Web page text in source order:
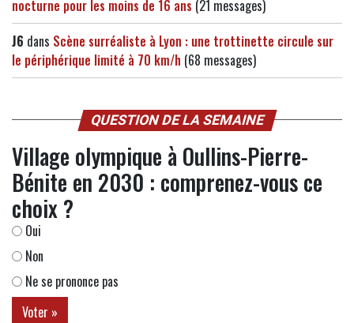
nocturne pour les moins de 16 ans (21 messages)
J6 dans Scène surréaliste à Lyon : une trottinette circule sur
le périphérique limité à 70 km/h (68 messages)
QUESTION DE LA SEMAINE
Village olympique à Oullins-Pierre-
Bénite en 2030 : comprenez-vous ce
choix ?
Oui
Non
Ne se prononce pas